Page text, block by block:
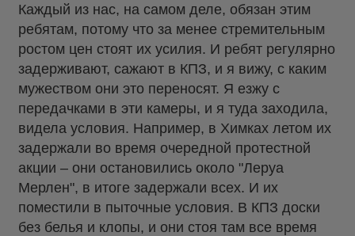
Каждый из нас, на самом деле, обязан этим
ребятам, потому что за менее стремительным
ростом цен стоят их усилия. И ребят регулярно
задерживают, сажают в КПЗ, и я вижу, с каким
мужеством они это переносят. Я езжу с
передачками в эти камеры, и я туда заходила,
видела условия. Например, в Химках летом их
задержали во время очередной протестной
акции – они остановились около "Леруа
Мерлен", в итоге задержали всех. И их
поместили в пыточные условия. В КПЗ доски
без белья и клопы, и они стоя там все время